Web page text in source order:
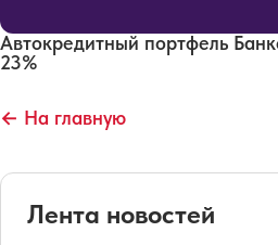
Автокредитный портфель
23%
← На главную
Лента новостей